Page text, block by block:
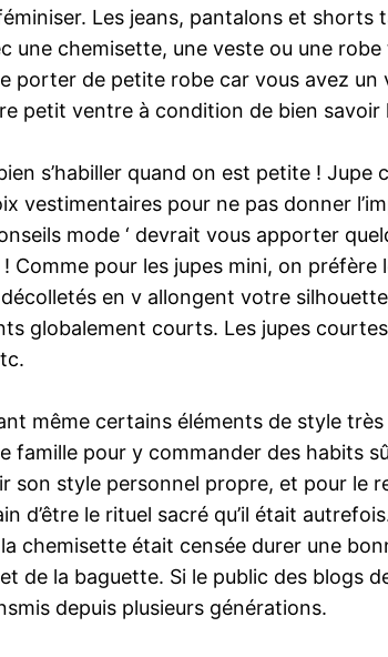
Les jeans, pantalons et shorts
chemisette, une veste ou une
porter de petite robe car vous avez
petit ventre à condition de bien savoir
s’habiller quand on est petite !
vestimentaires pour ne pas donner
mode ‘ devrait vous apporter
pour les jupes mini, on préfère
en v allongent votre
globalement courts. Les jupes
même certains éléments de style
famille pour y commander des habits
son style personnel propre, et pour le
le rituel sacré qu’il était
chemisette était censée durer une
de la baguette. Si le public des blogs
depuis plusieurs générations.